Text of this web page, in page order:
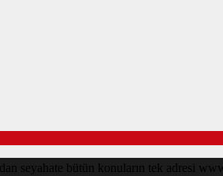
seyahate bütün konuların tek adresi